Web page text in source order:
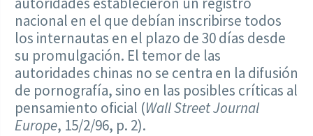
nacional en el que debían inscribirse todos
los internautas en el plazo de 30 días desde
su promulgación. El temor de las
autoridades chinas no se centra en la difusión
de pornografía, sino en las posibles críticas al
pensamiento oficial (Wall Street Journal
Europe, 15/2/96, p. 2).